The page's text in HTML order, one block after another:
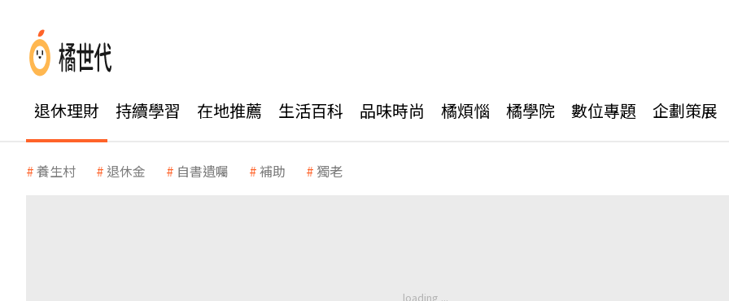
退休理財 持續學習 在地推薦 生活百科 品味時尚 橘煩惱 橘學院 數位專題 企劃策展
養生村 退休金 自書遺囑 補助 獨老